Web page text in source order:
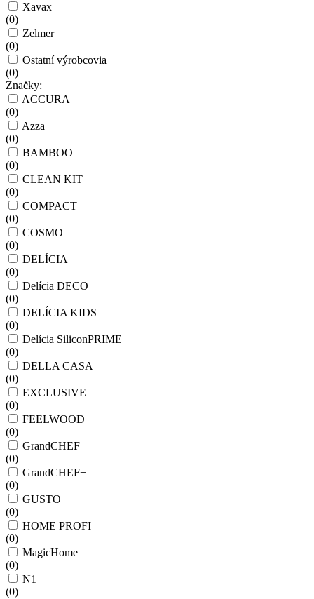
Xavax
(0)
Zelmer
(0)
Ostatní výrobcovia
(0)
Značky:
ACCURA
(0)
Azza
(0)
BAMBOO
(0)
CLEAN KIT
(0)
COMPACT
(0)
COSMO
(0)
DELÍCIA
(0)
Delícia DECO
(0)
DELÍCIA KIDS
(0)
Delícia SiliconPRIME
(0)
DELLA CASA
(0)
EXCLUSIVE
(0)
FEELWOOD
(0)
GrandCHEF
(0)
GrandCHEF+
(0)
GUSTO
(0)
HOME PROFI
(0)
MagicHome
(0)
N1
(0)